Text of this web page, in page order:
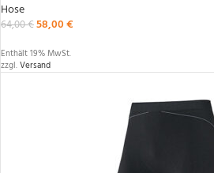
Hose
64,00€58,00€
Enthält 19% MwSt.
zzgl.Versand